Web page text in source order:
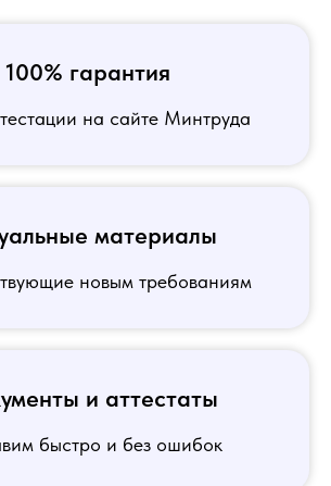
100% гарантия
на сайте Минтруда
материалы
новым требованиям
и аттестаты
быстро и без ошибок